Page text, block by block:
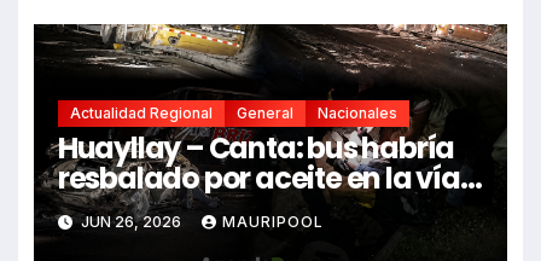
Actualidad Regional General Nacionales
Huayllay – Canta: bus habría
resbalado por aceite en la vía e
impactó auto siniestrado
dejando dos fallecidos
JUN 26, 2026 MAURIPOOL